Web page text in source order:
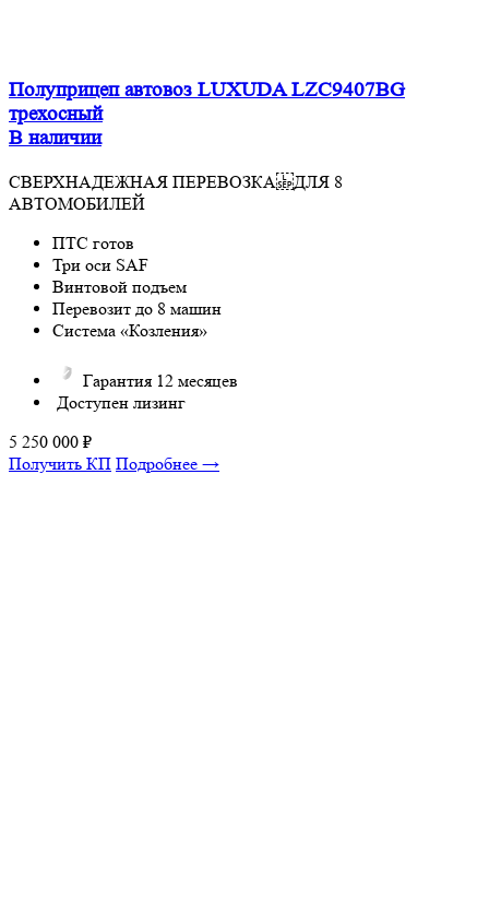
Полуприцеп автовоз LUXUDA LZC9407BG
трехосный
В наличии
СВЕРХНАДЕЖНАЯ ПЕРЕВОЗКА ДЛЯ 8
АВТОМОБИЛЕЙ
ПТС готов
Три оси SAF
Винтовой подъем
Перевозит до 8 машин
Система «Козления»
Гарантия 12 месяцев
Доступен лизинг
5 250 000 ₽
Получить КП Подробнее →